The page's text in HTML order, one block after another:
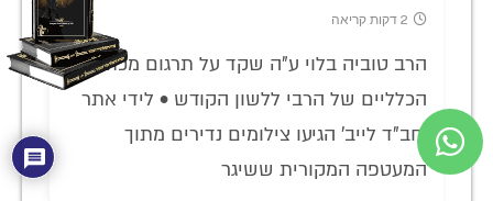
2 דקות קריאה
הרב טוביה בלוי ע"ה שקד על תרגום מכתביו
הכלליים של הרבי ללשון הקודש • לידי אתר
'חב"ד לייב' הגיעו צילומים נדירים מתוך
המעטפה המקורית ששיגר